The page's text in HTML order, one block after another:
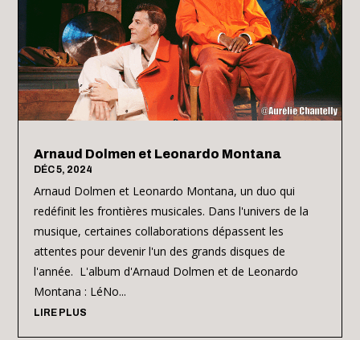
Arnaud Dolmen et Leonardo Montana
DÉC 5, 2024
Arnaud Dolmen et Leonardo Montana, un duo qui
redéfinit les frontières musicales. Dans l'univers de la
musique, certaines collaborations dépassent les
attentes pour devenir l'un des grands disques de
l'année. L'album d'Arnaud Dolmen et de Leonardo
Montana : LéNo...
LIRE PLUS